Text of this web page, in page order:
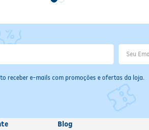
receber e-mails com promoções e ofertas da loja.
Blog